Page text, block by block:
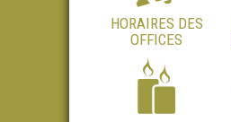
HORAIRES DES
OFFICES